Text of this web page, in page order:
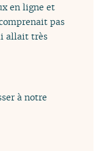
en ligne et
pas
allait très
à notre